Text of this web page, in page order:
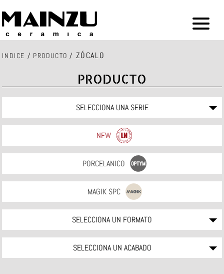
INDICE / PRODUCTO / ZÓCALO
PRODUCTO
NEW
PORCELANICO
MAGIK SPC
SELECCIONA UN FORMATO
SELECCIONA UN ACABADO
SELECCIONA UNA SERIE